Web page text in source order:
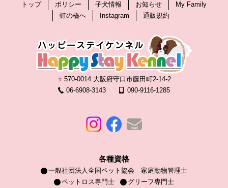
トップ ポリシー 子犬情報 お知らせ
My Family
虹の橋へ
Instagram 通販規約
〒570-0014 大阪府守口市藤田町2-14-2
06-6908-3143
090-9116-1285
各種資格
一般社団法人全国ペット協会 家庭動物管理士
ペットロス専門士
グリーフ専門士